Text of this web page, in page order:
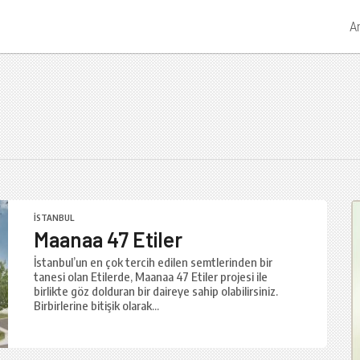
İSTANBUL
Maanaa 47 Etiler
İstanbul’un en çok tercih edilen semtlerinden bir
tanesi olan Etilerde, Maanaa 47 Etiler projesi ile
birlikte göz dolduran bir daireye sahip olabilirsiniz.
Birbirlerine bitişik olarak...